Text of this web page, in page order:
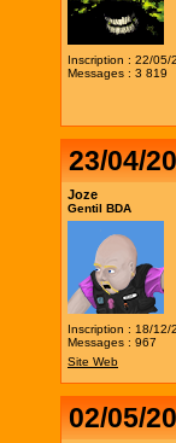
Inscription : 22/05/
Messages : 3 819
23/04/
Joze
Gentil BDA
Inscription : 18/12/
Messages : 967
Site Web
02/05/